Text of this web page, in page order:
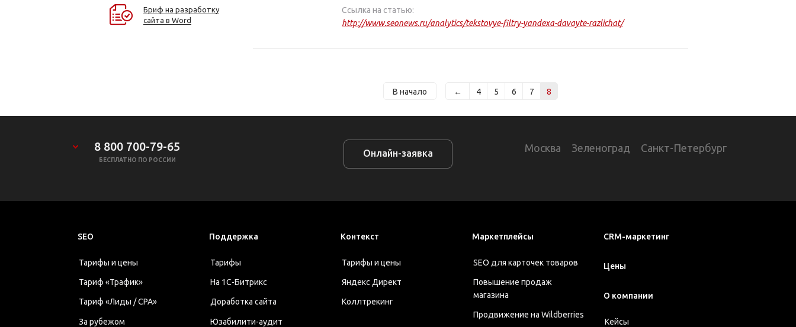
Бриф на разработку
сайта в Word
Ссылка на статью:
http://www.seonews.ru/analytics/tekstovye-filtry-yandexa-davayte-razlichat/
В начало ← 4 5 6 7 8
8 800 700-79-65
БЕСПЛАТНО ПО РОССИИ
Онлайн-заявка Москва Зеленоград Санкт-Петербург
SEO
Тарифы и цены
Тариф «Трафик»
Тариф «Лиды / CPA»
За рубежом
Поддержка
Тарифы
На 1С-Битрикс
Доработка сайта
Юзабилити-аудит
Контекст
Тарифы и цены
Яндекс Директ
Коллтрекинг
Маркетплейсы
SEO для карточек товаров
Повышение продаж
магазина
Продвижение на Wildberries
CRM-маркетинг
Цены
О компании
Кейсы